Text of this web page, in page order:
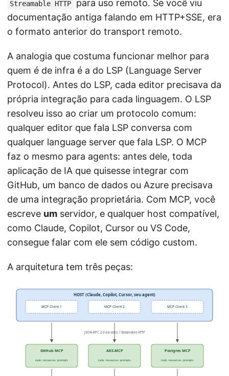
Streamable HTTP
para uso remoto. Se você viu
documentação antiga falando em HTTP+SSE, era
o formato anterior do transport remoto.
A analogia que costuma funcionar melhor para
quem é de infra é a do LSP (Language Server
Protocol). Antes do LSP, cada editor precisava da
própria integração para cada linguagem. O LSP
resolveu isso ao criar um protocolo comum:
qualquer editor que fala LSP conversa com
qualquer language server que fala LSP. O MCP
faz o mesmo para agents: antes dele, toda
aplicação de IA que quisesse integrar com
GitHub, um banco de dados ou Azure precisava
de uma integração proprietária. Com MCP, você
escreve um servidor, e qualquer host compatível,
como Claude, Copilot, Cursor ou VS Code,
consegue falar com ele sem código custom.
A arquitetura tem três peças:
HOST (Claude, Copilot, Cursor, seu agent)
MCP Client 1 MCP Client 2 MCP Client 3
JSON-RPC 2.0 via stdio / Streamable HTTP
GitHub MCP
tools · resources · prompts
AKS-MCP
tools · resources · prompts
Postgres MCP
tools · resources · prompts